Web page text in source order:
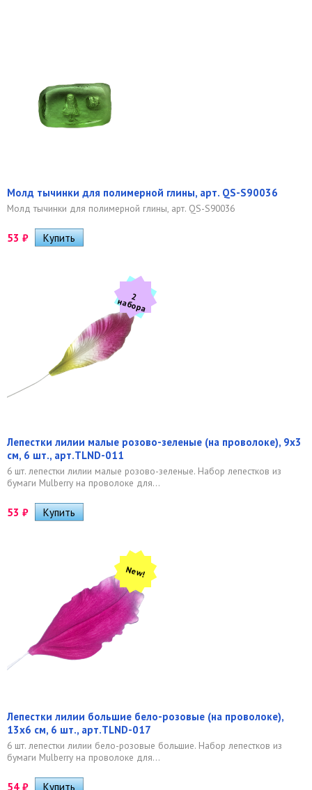
Молд тычинки для полимерной глины, арт. QS-S90036
Молд тычинки для полимерной глины, арт. QS-S90036
53 ₽
2
н
а
б
о
р
а
Лепестки лилии малые розово-зеленые (на проволоке), 9х3
см, 6 шт., арт.TLND-011
6 шт. лепестки лилии малые розово-зеленые. Набор лепестков из
бумаги Mulberry на проволоке для...
53 ₽
New!
Лепестки лилии большие бело-розовые (на проволоке),
13х6 см, 6 шт., арт.TLND-017
6 шт. лепестки лилии бело-розовые большие. Набор лепестков из
бумаги Mulberry на проволоке для...
54 ₽